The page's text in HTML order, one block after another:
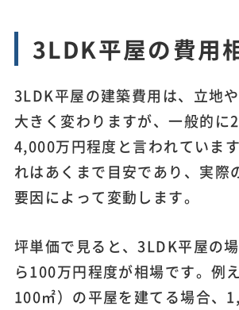
3LDK平屋の費用
3LDK平屋の建築費用は、立地
大きく変わりますが、一般的に
4,000万円程度と言われていま
れはあくまで目安であり、実際
要因によって変動します。
坪単価で見ると、3LDK平屋の
ら100万円程度が相場です。例
100㎡）の平屋を建てる場合、